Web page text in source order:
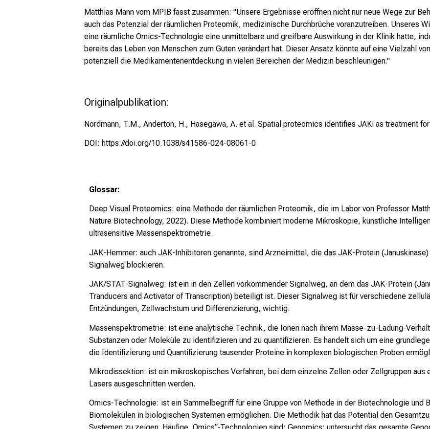
Matthias Mann vom MPIB fasst zusammen: "Unsere Ergebnisse eröffnen nicht nur neue Wege zur
auch das Potenzial der räumlichen Proteomik, medizinische Durchbrüche voranzutreiben. Unseres
eine räumliche Omics-Technologie eine unmittelbare und greifbare Auswirkung in der Klinik hatte,
bereits das Leben von Menschen zum Guten verändert hat. Dieser Ansatz könnte auf eine Vielzahl
potenziell die Medikamentenentdeckung in vielen Bereichen der Medizin beschleunigen."
Originalpublikation:
Nordmann, T.M., Anderton, H., Hasegawa, A. et al. Spatial proteomics identifies JAKi as treatment
DOI: https://doi.org/10.1038/s41586-024-08061-0
Glossar:
Deep Visual Proteomics: eine Methode der räumlichen Proteomik, die im Labor von Professor
Nature Biotechnology, 2022). Diese Methode kombiniert moderne Mikroskopie, künstliche
ultrasensitive Massenspektrometrie.
JAK-Hemmer: auch JAK-Inhibitoren genannte, sind Arzneimittel, die das JAK-Protein
Signalweg blockieren.
JAK/STAT-Signalweg: ist ein in den Zellen vorkommender Signalweg, an dem das JAK-Protein
Tranducers and Activator of Transcription) beteiligt ist. Dieser Signalweg ist für verschiedene
Entzündungen, Zellwachstum und Differenzierung, wichtig.
Massenspektrometrie: ist eine analytische Technik, die Ionen nach ihrem Masse-zu-Ladung-
Substanzen oder Moleküle zu identifizieren und zu quantifizieren. Es handelt sich um eine
die Identifizierung und Quantifizierung tausender Proteine in komplexen biologischen Proben
Mikrodissektion: ist ein mikroskopisches Verfahren, bei dem einzelne Zellen oder Zellgruppen aus
Lasers ausgeschnitten werden.
Omics-Technologie: ist ein Sammelbegriff für eine Gruppe von Methode in der Biotechnologie und
Biomolekülen in biologischen Systemen ermöglichen. Die Methodik hat das Potential den